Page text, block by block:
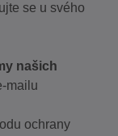
se u svého
našich
mailu
ochrany